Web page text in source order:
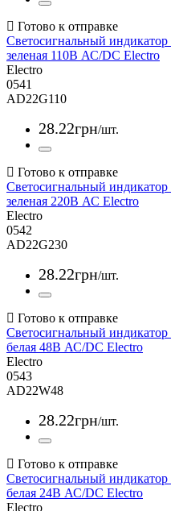
Светосигнальный
зеленая 110В АС/DC Electro
Electro
0541
AD22G110
28.22грн/шт.
Светосигнальный
зеленая 220В АС Electro
Electro
0542
AD22G230
28.22грн/шт.
Светосигнальный
белая 48В АС/DC Electro
Electro
0543
AD22W48
28.22грн/шт.
Светосигнальный
белая 24В АС/DC Electro
Electro